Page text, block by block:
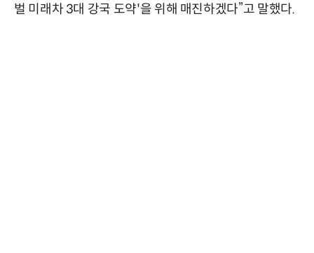
벌 미래차 3대 강국 도약'을 위해 매진하겠다”고 말했다.